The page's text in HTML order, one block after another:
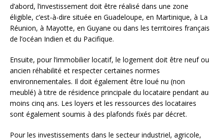
d’abord, l’investissement doit être réalisé dans une zone
éligible, c’est-à-dire située en Guadeloupe, en Martinique, à La
Réunion, à Mayotte, en Guyane ou dans les territoires français
de l’océan Indien et du Pacifique.
Ensuite, pour l’immobilier locatif, le logement doit être neuf ou
ancien réhabilité et respecter certaines normes
environnementales. Il doit également être loué nu (non
meublé) à titre de résidence principale du locataire pendant au
moins cinq ans. Les loyers et les ressources des locataires
sont également soumis à des plafonds fixés par décret.
Pour les investissements dans le secteur industriel, agricole,